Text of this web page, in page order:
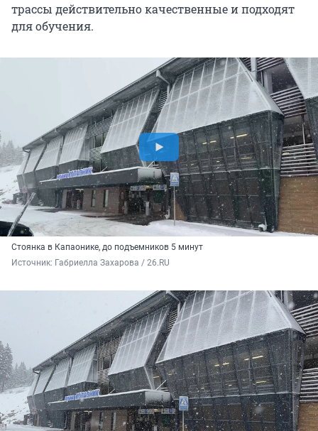
трассы действительно качественные и подходят
для обучения.
Стоянка в Капаонике, до подъемников 5 минут
Источник: Габриелла Захарова / 26.RU